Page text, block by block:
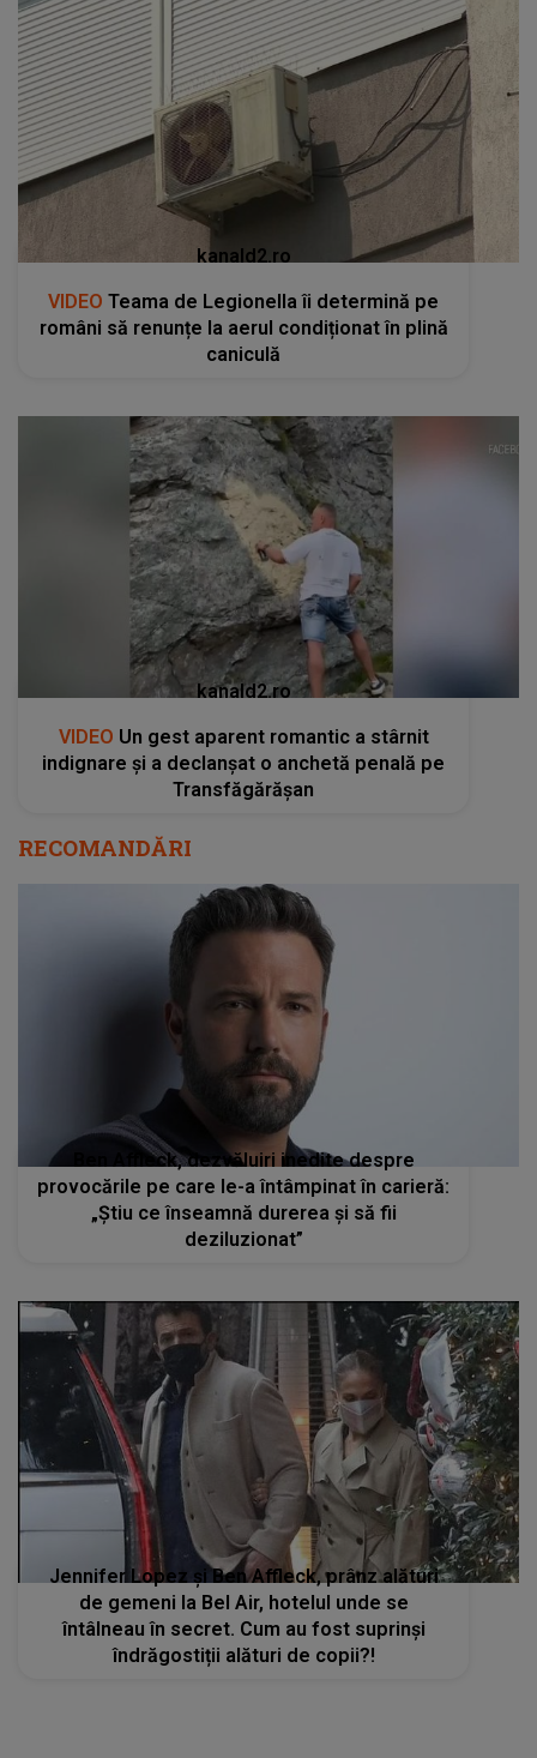
kanald2.ro
VIDEO Teama de Legionella îi determină pe
români să renunțe la aerul condiționat în plină
caniculă
kanald2.ro
VIDEO Un gest aparent romantic a stârnit
indignare și a declanșat o anchetă penală pe
Transfăgărășan
RECOMANDĂRI
Ben Affleck, dezvăluiri inedite despre
provocările pe care le-a întâmpinat în carieră:
„Știu ce înseamnă durerea și să fii
deziluzionat”
Jennifer Lopez și Ben Affleck, prânz alături
de gemeni la Bel Air, hotelul unde se
întâlneau în secret. Cum au fost suprinși
îndrăgostiții alături de copii?!